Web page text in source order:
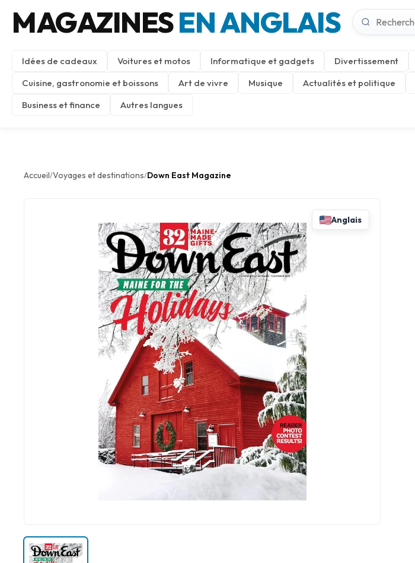
MAGAZINESEN ANGLAIS
Idées de cadeaux Voitures et motos Informatique et gadgets Divertissement
Cuisine, gastronomie et boissons
Art de vivre Musique Actualités et politique
Business et finance
Autres langues
Accueil/Voyages et destinations/Down East Magazine
Anglais